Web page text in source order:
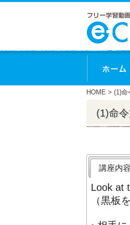
HOME > (1)命
(1)命
講座内容
Look at
（黒板